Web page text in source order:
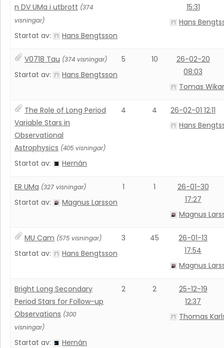
n DV UMa i utbrott (374
visningar)
Startat av: Hans Bengtsson
15:31
Hans
V0718 Tau (374 visningar)
Startat av: Hans Bengtsson
5 10
26-02-20
08:03
Tomas
The Role of Long Period
Variable Stars in
Observational
Astrophysics (405 visningar)
Startat av: Hernán
4 4
26-02-01 12:11
Hans
ER UMa (327 visningar)
Startat av: Magnus Larsson
1 1
26-01-30
17:27
Magnus
MU Cam (575 visningar)
Startat av: Hans Bengtsson
3 45
26-01-13
17:54
Magnus
Bright Long Secondary
Period Stars for Follow-up
Observations (300
visningar)
Startat av: Hernán
2 2
25-12-19
12:37
Thomas